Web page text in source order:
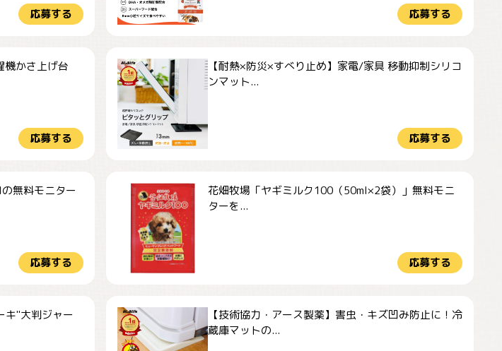
応募する 応募する
機かさ上げ台
応募する
【耐熱×防災×すべり止め】家電/家具 移動抑制シリコ
ンマット...
応募する
無料モニター
応募する
花畑牧場「ヤギミルク100（50ml×2袋）」無料モニ
ターを...
応募する
キ"大判ジャー
【技術協力・アース製薬】害虫・キズ凹み防止に！冷
蔵庫マットの...